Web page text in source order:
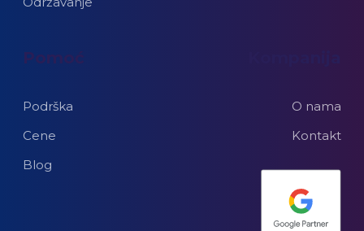
Pomoć
Podrška
Cene
Blog
O nama
Kontakt